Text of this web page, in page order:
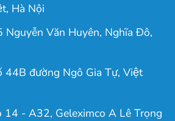
Hà Nội
Nguyễn Văn Huyên, Nghĩa Đô,
44B đường Ngô Gia Tự, Việt
14 - A32, Geleximco A Lê Trọng